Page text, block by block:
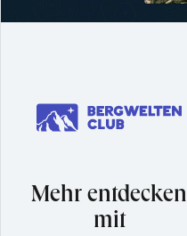
Mehr entdecken
mit